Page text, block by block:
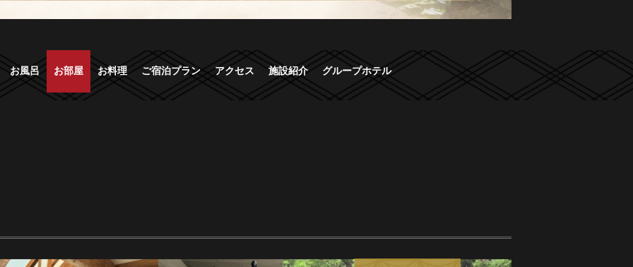
お風呂 お部屋 お料理 ご宿泊プラン アクセス 施設紹介 グループホテル